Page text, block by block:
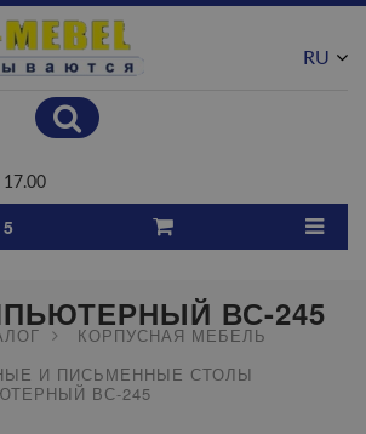
RU
ВС-245
КОРПУСНАЯ МЕБЕЛЬ
И ПИСЬМЕННЫЕ СТОЛЫ
ВС-245